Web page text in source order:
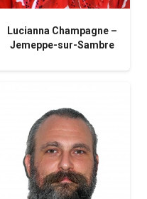
Lucianna Champagne –
Jemeppe-sur-Sambre